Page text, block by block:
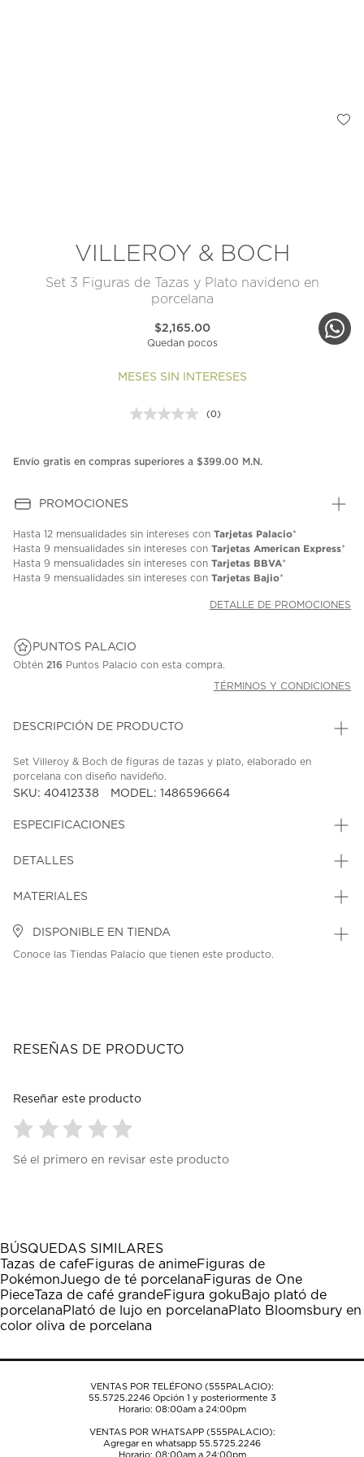
VILLEROY & BOCH
Set 3 Figuras de Tazas y Plato navideno en
porcelana
$2,165.00
Quedan pocos
MESES SIN INTERESES
Sin
en
(0)
Envío gratis en compras superiores a $399.00 M.N.
PROMOCIONES
Hasta 12 mensualidades sin intereses con Tarjetas Palacio*
Hasta 9 mensualidades sin intereses con Tarjetas American Express*
Hasta 9 mensualidades sin intereses con Tarjetas BBVA*
Hasta 9 mensualidades sin intereses con Tarjetas Bajio*
DETALLE DE PROMOCIONES
PUNTOS PALACIO
Obtén 216 Puntos Palacio con esta compra.
TÉRMINOS Y CONDICIONES
DESCRIPCIÓN DE PRODUCTO
Set Villeroy & Boch de figuras de tazas y plato, elaborado en
porcelana con diseño navideño.
SKU: 40412338 MODEL: 1486596664
ESPECIFICACIONES
DETALLES
MATERIALES
DISPONIBLE EN TIENDA
Conoce las Tiendas Palacio que tienen este producto.
RESEÑAS DE PRODUCTO
Reseñar este producto
para
1
estrella
Esta
acción
abrirá
el
formulario
envío.
para
estrellas.
Esta
acción
abrirá
el
formulario
envío.
para
estrellas.
Esta
acción
abrirá
el
formulario
envío.
para
estrellas.
Esta
acción
abrirá
el
formulario
envío.
para
estrellas.
Esta
acción
abrirá
el
formulario
envío.
Sé el primero en revisar este producto
BÚSQUEDAS SIMILARES
Tazas de cafeFiguras de animeFiguras de
PokémonJuego de té porcelanaFiguras de One
PieceTaza de café grandeFigura gokuBajo plató de
porcelanaPlató de lujo en porcelanaPlato Bloomsbury en
color oliva de porcelana
VENTAS POR TELÉFONO (555PALACIO):
55.5725.2246Opción 1 y posteriormente 3
Horario: 08:00am a 24:00pm
VENTAS POR WHATSAPP (555PALACIO):
Agregar en whatsapp 55.5725.2246
Horario: 08:00am a 24:00pm